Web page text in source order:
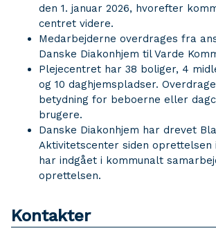
den 1. januar 2026, hvorefter
centret videre.
Medarbejderne overdrages fra
Danske Diakonhjem til Varde
Plejecentret har 38 boliger, 4
og 10 daghjemspladser.
betydning for beboerne eller
brugere.
Danske Diakonhjem har drevet
Aktivitetscenter siden oprettelsen
har indgået i kommunalt
oprettelsen.
Kontakter